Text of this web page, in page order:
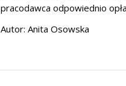
pracodawca odpowiednio
Autor: Anita Osowska